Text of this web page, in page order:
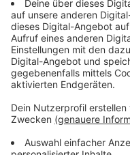
Verfahren würden
ablaufen.
Anzeige